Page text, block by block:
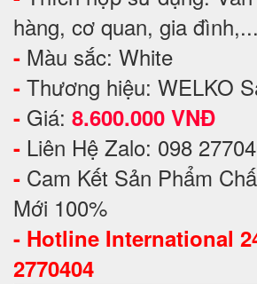
hàng, cơ quan, gia đình,...
- Màu sắc: White
- Thương hiệu: WELKO
- Giá: 8.600.000 VNĐ
- Liên Hệ Zalo: 098
- Cam Kết Sản Phẩm
Mới 100%
- Hotline International
2770404